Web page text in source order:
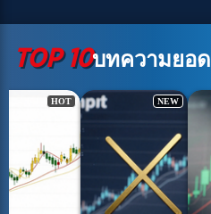
TOP 10บทความยอ
NEW HOT